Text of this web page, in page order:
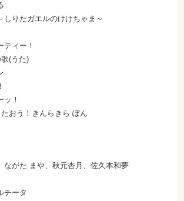
りたガエルのけけちゃま～
ィー！
(うた)
！
おう！きんらきら ぽん
ながた まや、秋元杏月、佐久本和夢
チータ